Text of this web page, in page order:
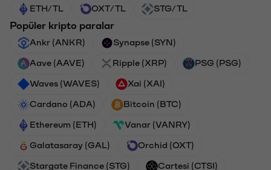
ETH/TL OXT/TL STG/TL
Popüler kripto paralar
Ankr (ANKR) Synapse (SYN)
Aave (AAVE) Ripple (XRP) PSG (PSG)
Waves (WAVES) Xai (XAI)
Cardano (ADA) Bitcoin (BTC)
Ethereum (ETH) Vanar (VANRY)
Galatasaray (GAL) Orchid (OXT)
Stargate Finance (STG) Cartesi (CTSI)